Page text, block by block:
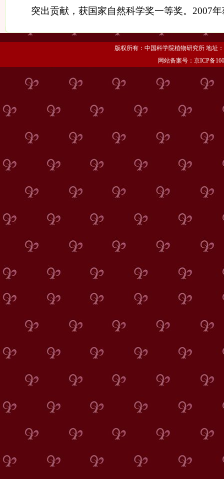
突出贡献，获国家自然科学奖一等奖。 2007
版权所有：中国科学院植物研究所 地址
网站备案号：京ICP备